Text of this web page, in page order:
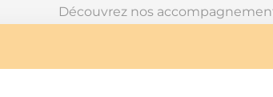
Découvrez nos accompagnements